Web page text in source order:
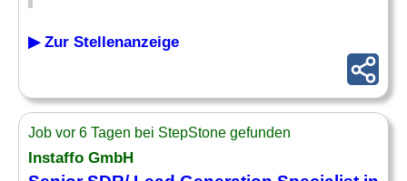
▶ Zur Stellenanzeige
Job vor 6 Tagen bei StepStone gefunden
Instaffo GmbH